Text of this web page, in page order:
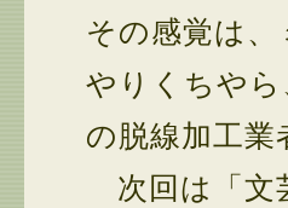
その感覚は
やりくちや
の脱線加工
次回は「文